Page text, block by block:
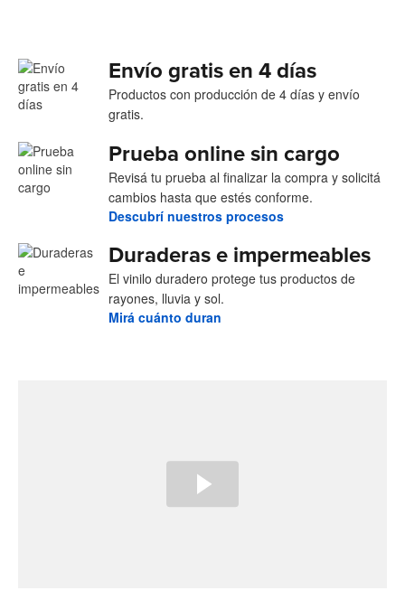
Envío gratis en 4 días
Productos con producción de 4 días y envío
gratis.
Prueba online sin cargo
Revisá tu prueba al finalizar la compra y solicitá
cambios hasta que estés conforme.
Descubrí nuestros procesos
Duraderas e impermeables
El vinilo duradero protege tus productos de
rayones, lluvia y sol.
Mirá cuánto duran